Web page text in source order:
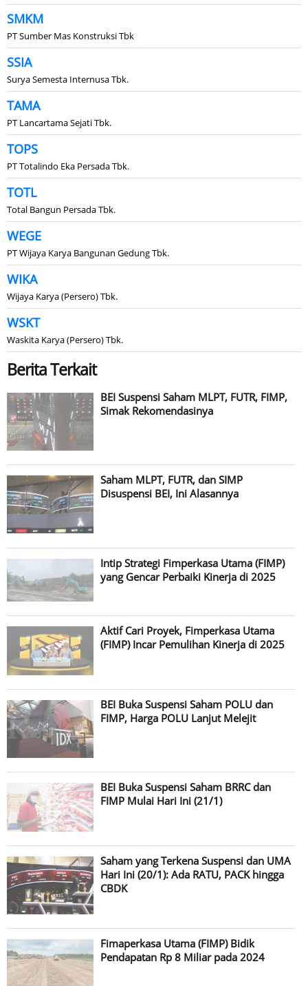
SMKM
PT Sumber Mas Konstruksi Tbk
SSIA
Surya Semesta Internusa Tbk.
TAMA
PT Lancartama Sejati Tbk.
TOPS
PT Totalindo Eka Persada Tbk.
TOTL
Total Bangun Persada Tbk.
WEGE
PT Wijaya Karya Bangunan Gedung Tbk.
WIKA
Wijaya Karya (Persero) Tbk.
WSKT
Waskita Karya (Persero) Tbk.
Berita Terkait
BEI Suspensi Saham MLPT, FUTR, FIMP,
Simak Rekomendasinya
Saham MLPT, FUTR, dan SIMP
Disuspensi BEI, Ini Alasannya
Intip Strategi Fimperkasa Utama (FIMP)
yang Gencar Perbaiki Kinerja di 2025
Aktif Cari Proyek, Fimperkasa Utama
(FIMP) Incar Pemulihan Kinerja di 2025
BEI Buka Suspensi Saham POLU dan
FIMP, Harga POLU Lanjut Melejit
BEI Buka Suspensi Saham BRRC dan
FIMP Mulai Hari Ini (21/1)
Saham yang Terkena Suspensi dan UMA
Hari Ini (20/1): Ada RATU, PACK hingga
CBDK
Fimaperkasa Utama (FIMP) Bidik
Pendapatan Rp 8 Miliar pada 2024